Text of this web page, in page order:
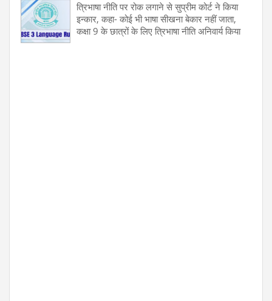
त्रिभाषा नीति पर रोक लगाने से सुप्रीम कोर्ट ने किया
इन्कार, कहा- कोई भी भाषा सीखना बेकार नहीं जाता,
कक्षा 9 के छात्रों के लिए त्रिभाषा नीति अनिवार्य किया